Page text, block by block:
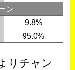
ン
9.8%
95.0%
りチャン